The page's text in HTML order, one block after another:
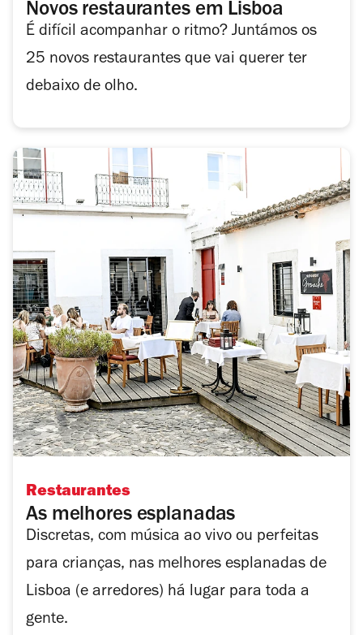
Novos restaurantes em Lisboa
É difícil acompanhar o ritmo? Juntámos os
25 novos restaurantes que vai querer ter
debaixo de olho.
Restaurantes
As melhores esplanadas
Discretas, com música ao vivo ou perfeitas
para crianças, nas melhores esplanadas de
Lisboa (e arredores) há lugar para toda a
gente.